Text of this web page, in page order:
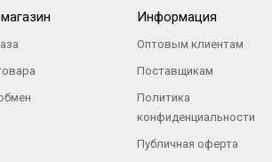
Информация
Оптовым клиентам
Поставщикам
Политика
конфиденциальности
Публичная оферта